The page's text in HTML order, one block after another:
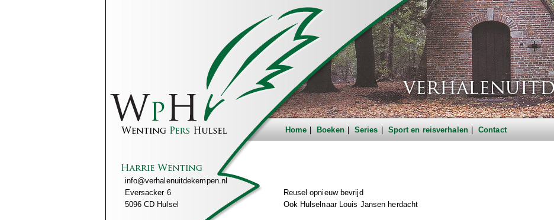
Home Boeken Series Sport en reisverhalen Contact
info@verhalenuitdekempen.nl
Eversacker 6
5096 CD Hulsel
Reusel opnieuw bevrijd
Ook Hulselnaar Louis Jansen herdacht